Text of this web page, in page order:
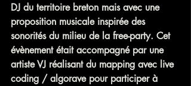
DJ du territoire breton mais avec une
proposition musicale inspirée des
sonorités du milieu de la free-party. Cet
évènement était accompagné par une
artiste VJ réalisant du mapping avec live
coding / algorave pour participer à